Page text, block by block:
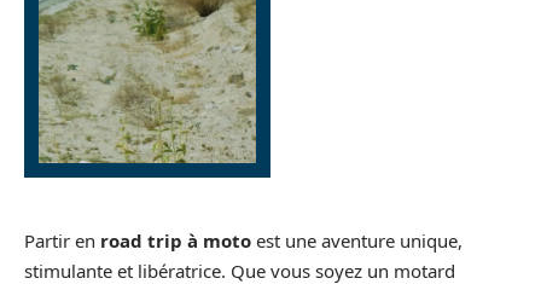
Partir en road trip à moto est une aventure unique,
stimulante et libératrice. Que vous soyez un motard